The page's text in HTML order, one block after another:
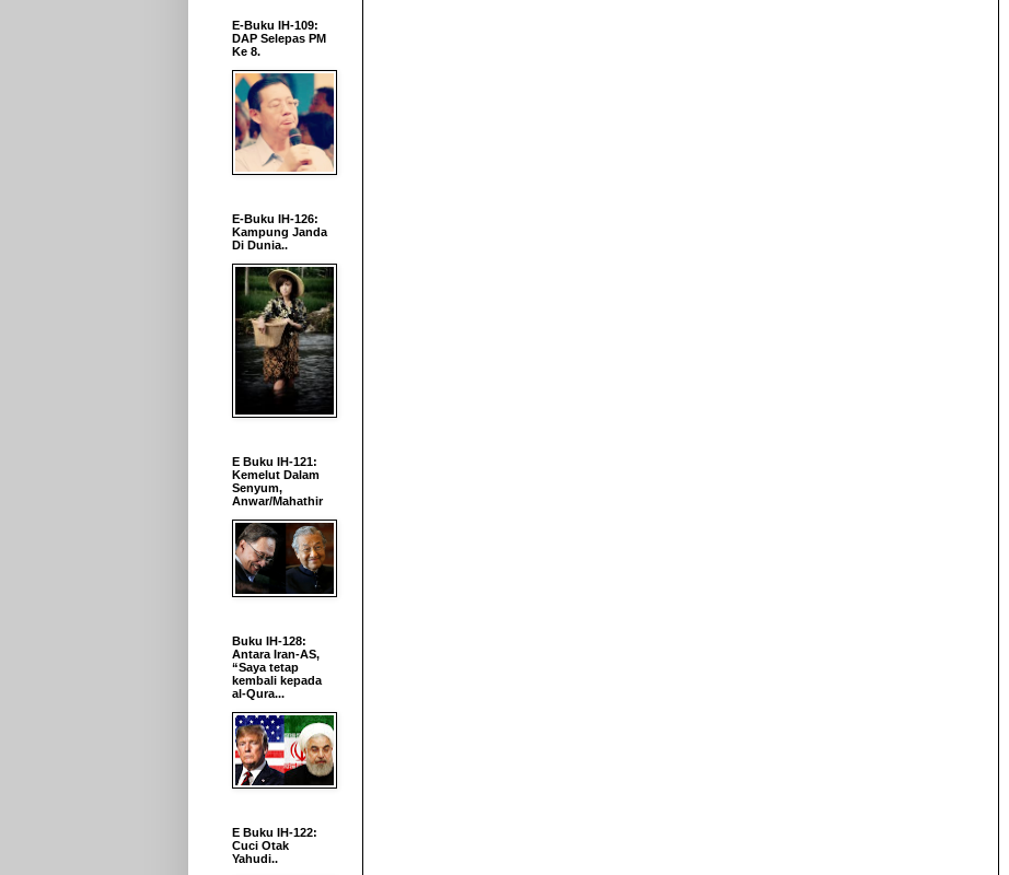
E-Buku IH-109:
DAP Selepas PM
Ke 8.
E-Buku IH-126:
Kampung Janda
Di Dunia..
E Buku IH-121:
Kemelut Dalam
Senyum,
Anwar/Mahathir
Buku IH-128:
Antara Iran-AS,
“Saya tetap
kembali kepada
al-Qura...
E Buku IH-122:
Cuci Otak
Yahudi..